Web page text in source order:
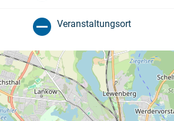
Veranstaltungsort